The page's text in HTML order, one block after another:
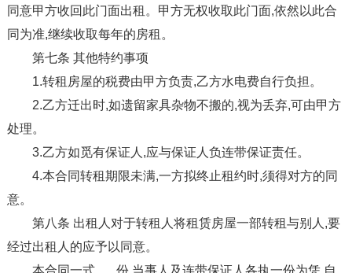
同意甲方收回此门面出租。甲方无权收取此门面,依然以此合
同为准,继续收取每年的房租。
第七条 其他特约事项
1.转租房屋的税费由甲方负责,乙方水电费自行负担。
2.乙方迁出时,如遗留家具杂物不搬的,视为丢弃,可由甲方
处理。
3.乙方如觅有保证人,应与保证人负连带保证责任。
4.本合同转租期限未满,一方拟终止租约时,须得对方的同
意。
第八条 出租人对于转租人将租赁房屋一部转租与别人,要
经过出租人的应予以同意。
本合同一式___份,当事人及连带保证人各执一份为凭,自